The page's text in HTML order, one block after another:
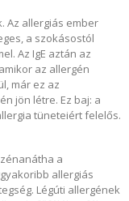
Az allergiás ember
a szokásostól
Az IgE aztán az
az allergén
már ez az
jön létre. Ez baj: a
tüneteiért felelős.
a
allergiás
Légúti allergének